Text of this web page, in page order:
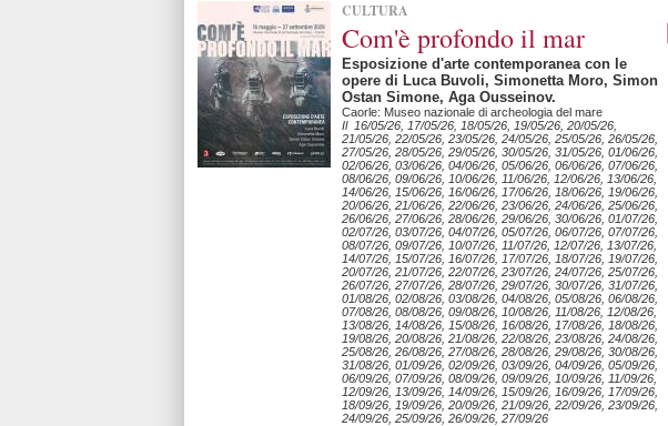
CULTURA
Com'è profondo il mar
Esposizione d'arte contemporanea con le
opere di Luca Buvoli, Simonetta Moro, Simon
Ostan Simone, Aga Ousseinov.
Caorle: Museo nazionale di archeologia del mare
Il 16/05/26, 17/05/26, 18/05/26, 19/05/26, 20/05/26,
21/05/26, 22/05/26, 23/05/26, 24/05/26, 25/05/26, 26/05/26,
27/05/26, 28/05/26, 29/05/26, 30/05/26, 31/05/26, 01/06/26,
02/06/26, 03/06/26, 04/06/26, 05/06/26, 06/06/26, 07/06/26,
08/06/26, 09/06/26, 10/06/26, 11/06/26, 12/06/26, 13/06/26,
14/06/26, 15/06/26, 16/06/26, 17/06/26, 18/06/26, 19/06/26,
20/06/26, 21/06/26, 22/06/26, 23/06/26, 24/06/26, 25/06/26,
26/06/26, 27/06/26, 28/06/26, 29/06/26, 30/06/26, 01/07/26,
02/07/26, 03/07/26, 04/07/26, 05/07/26, 06/07/26, 07/07/26,
08/07/26, 09/07/26, 10/07/26, 11/07/26, 12/07/26, 13/07/26,
14/07/26, 15/07/26, 16/07/26, 17/07/26, 18/07/26, 19/07/26,
20/07/26, 21/07/26, 22/07/26, 23/07/26, 24/07/26, 25/07/26,
26/07/26, 27/07/26, 28/07/26, 29/07/26, 30/07/26, 31/07/26,
01/08/26, 02/08/26, 03/08/26, 04/08/26, 05/08/26, 06/08/26,
07/08/26, 08/08/26, 09/08/26, 10/08/26, 11/08/26, 12/08/26,
13/08/26, 14/08/26, 15/08/26, 16/08/26, 17/08/26, 18/08/26,
19/08/26, 20/08/26, 21/08/26, 22/08/26, 23/08/26, 24/08/26,
25/08/26, 26/08/26, 27/08/26, 28/08/26, 29/08/26, 30/08/26,
31/08/26, 01/09/26, 02/09/26, 03/09/26, 04/09/26, 05/09/26,
06/09/26, 07/09/26, 08/09/26, 09/09/26, 10/09/26, 11/09/26,
12/09/26, 13/09/26, 14/09/26, 15/09/26, 16/09/26, 17/09/26,
18/09/26, 19/09/26, 20/09/26, 21/09/26, 22/09/26, 23/09/26,
24/09/26, 25/09/26, 26/09/26, 27/09/26